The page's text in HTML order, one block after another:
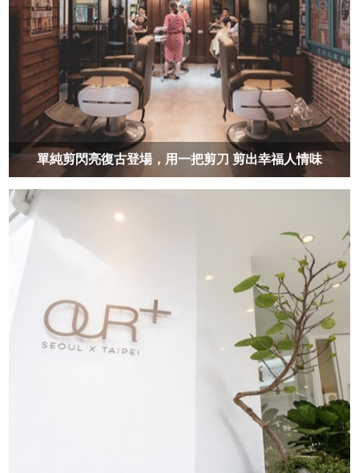
單純剪閃亮復古登場，用一把剪刀 剪出幸福人情味